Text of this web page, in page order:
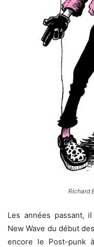
Richard
Les années passant,
New Wave du début
encore le Post-punk